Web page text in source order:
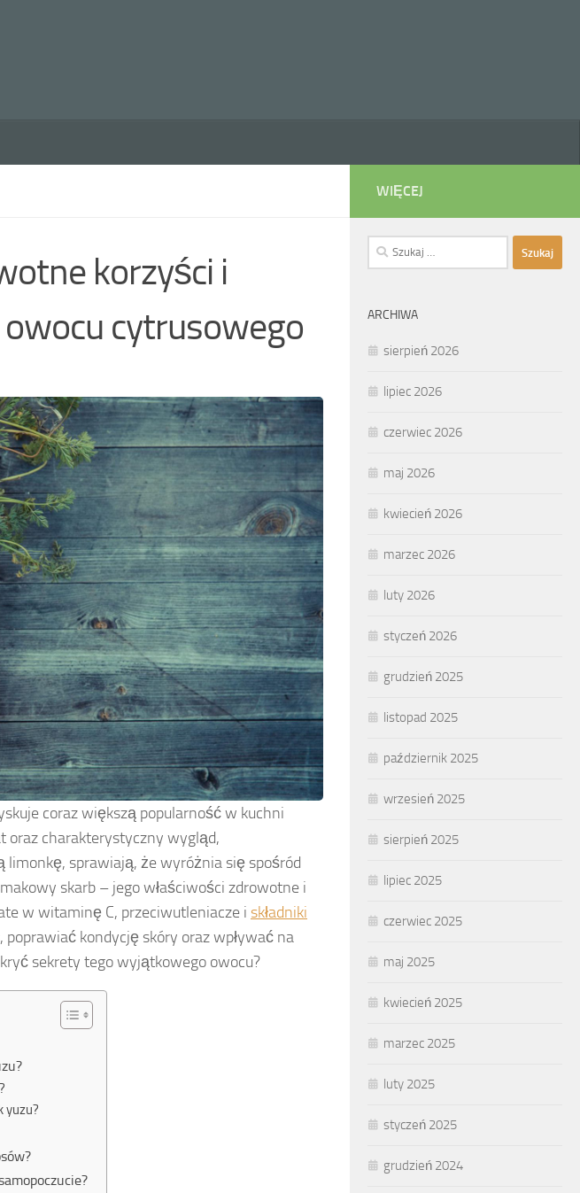
korzyści i
cytrusowego
coraz większą popularność w kuchni
oraz charakterystyczny wygląd,
limonkę, sprawiają, że wyróżnia się spośród
skarb – jego właściwości zdrowotne i
w witaminę C, przeciwutleniacze i składniki
kondycję skóry oraz wpływać na
sekrety tego wyjątkowego owocu?
yuzu?
WIĘCEJ
Szukaj:
ARCHIWA
sierpień 2026
lipiec 2026
czerwiec 2026
maj 2026
kwiecień 2026
marzec 2026
luty 2026
styczeń 2026
grudzień 2025
listopad 2025
październik 2025
wrzesień 2025
sierpień 2025
lipiec 2025
czerwiec 2025
maj 2025
kwiecień 2025
marzec 2025
luty 2025
styczeń 2025
grudzień 2024